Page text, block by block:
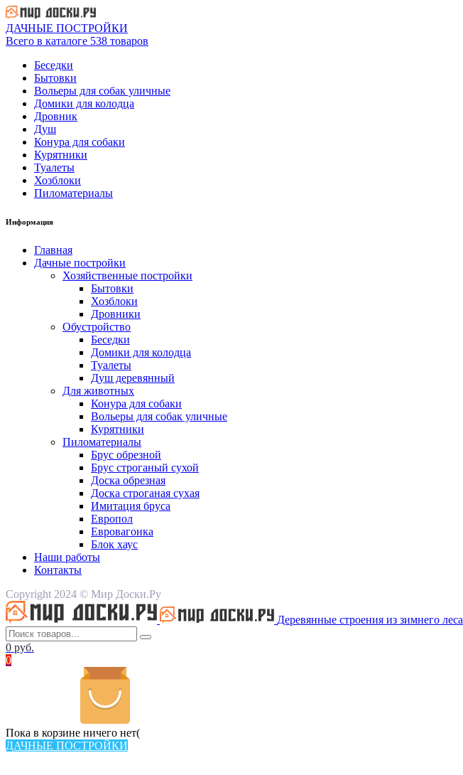
ДАЧНЫЕ ПОСТРОЙКИ
Всего в каталоге 538 товаров
Беседки
Бытовки
Вольеры для собак уличные
Домики для колодца
Дровник
Душ
Конура для собаки
Курятники
Туалеты
Хозблоки
Пиломатериалы
Информация
Главная
Дачные постройки
Хозяйственные постройки
Бытовки
Хозблоки
Дровники
Обустройство
Беседки
Домики для колодца
Туалеты
Душ деревянный
Для животных
Конура для собаки
Вольеры для собак уличные
Курятники
Пиломатериалы
Брус обрезной
Брус строганый сухой
Доска обрезная
Доска строганая сухая
Имитация бруса
Европол
Евровагонка
Блок хаус
Наши работы
Контакты
Copyright 2024 © Мир Доски.Ру
Деревянные строения из зимнего леса
0 руб.
0
Пока в корзине ничего нет(
ДАЧНЫЕ ПОСТРОЙКИ